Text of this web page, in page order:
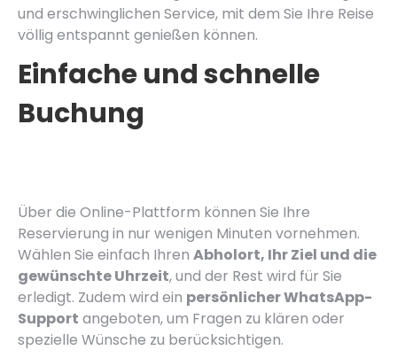
und erschwinglichen Service, mit dem Sie Ihre Reise
völlig entspannt genießen können.
Einfache und schnelle
Buchung
Über die Online-Plattform können Sie Ihre
Reservierung in nur wenigen Minuten vornehmen.
Wählen Sie einfach Ihren Abholort, Ihr Ziel und die
gewünschte Uhrzeit, und der Rest wird für Sie
erledigt. Zudem wird ein persönlicher WhatsApp-
Support angeboten, um Fragen zu klären oder
spezielle Wünsche zu berücksichtigen.